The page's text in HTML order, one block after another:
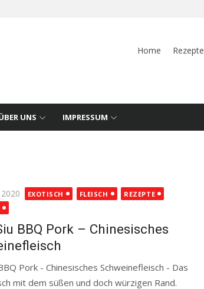
Home Rezepte
UNS IMPRESSUM
EXOTISCH FLEISCH
REZEPTE
BBQ Pork – Chinesisches
Pork - Chinesisches Schweinefleisch - Das
mit dem süßen und doch würzigen Rand.